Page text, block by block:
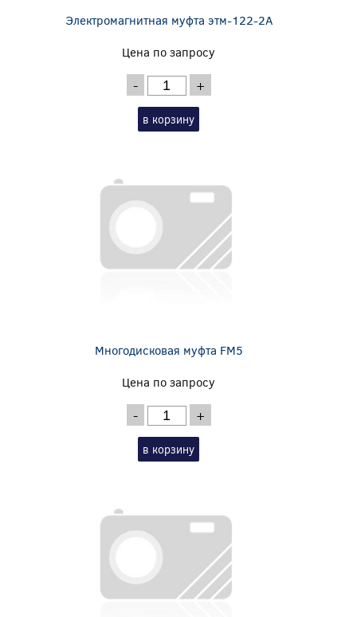
Электромагнитная муфта этм-122-2А
Цена по запросу
- +
в корзину
Многодисковая муфта FM5
Цена по запросу
- +
в корзину